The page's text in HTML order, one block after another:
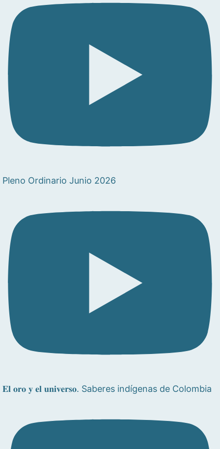
Pleno Ordinario Junio 2026
𝐄𝐥 𝐨𝐫𝐨 𝐲 𝐞𝐥 𝐮𝐧𝐢𝐯𝐞𝐫𝐬𝐨. Saberes indígenas de Colombia